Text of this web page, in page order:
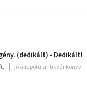
(dedikált) - Dedikált!
jó állapotú antikvár könyv